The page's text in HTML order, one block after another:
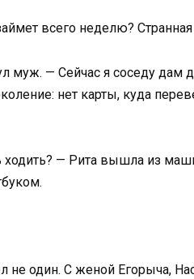
всего неделю? Странная
муж. — Сейчас я соседу дам
нет карты, куда
ходить? — Рита вышла из
один. С женой Егорыча,